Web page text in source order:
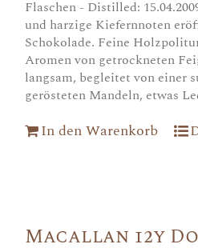
Flaschen - Distilled:
und harzige Kiefernnoten
Schokolade. Feine
Aromen von getrockneten
langsam, begleitet von einer
gerösteten Mandeln, etwas
In den Warenkorb
Macallan 12y